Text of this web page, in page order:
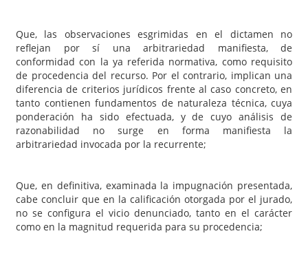
Que, las observaciones esgrimidas en el dictamen no
reflejan por sí una arbitrariedad manifiesta, de
conformidad con la ya referida normativa, como requisito
de procedencia del recurso. Por el contrario, implican una
diferencia de criterios jurídicos frente al caso concreto, en
tanto contienen fundamentos de naturaleza técnica, cuya
ponderación ha sido efectuada, y de cuyo análisis de
razonabilidad no surge en forma manifiesta la
arbitrariedad invocada por la recurrente;
Que, en definitiva, examinada la impugnación presentada,
cabe concluir que en la calificación otorgada por el jurado,
no se configura el vicio denunciado, tanto en el carácter
como en la magnitud requerida para su procedencia;